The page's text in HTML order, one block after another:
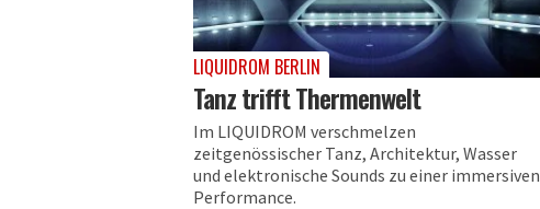
LIQUIDROM BERLIN
Tanz trifft Thermenwelt
Im LIQUIDROM verschmelzen
zeitgenössischer Tanz, Architektur, Wasser
und elektronische Sounds zu einer immersiven
Performance.